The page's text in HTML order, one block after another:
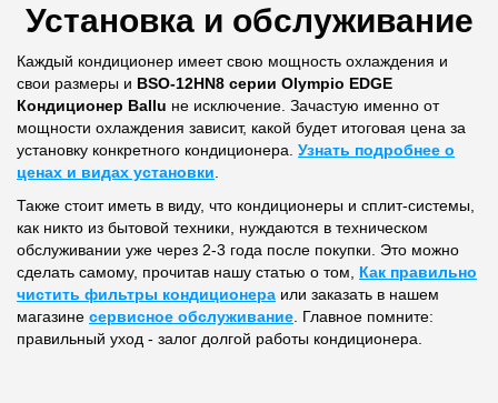
Установка и обслуживание
Каждый кондиционер имеет свою мощность охлаждения и
свои размеры и BSO-12HN8 серии Olympio EDGE
Кондиционер Ballu не исключение. Зачастую именно от
мощности охлаждения зависит, какой будет итоговая цена за
установку конкретного кондиционера. Узнать подробнее о
ценах и видах установки
Также стоит иметь в виду, что кондиционеры и сплит-системы,
как никто из бытовой техники, нуждаются в техническом
обслуживании уже через 2-3 года после покупки. Это можно
сделать самому, прочитав нашу статью о том, Как правильно
чистить фильтры кондиционера или заказать в нашем
магазине сервисное обслуживание . Главное помните:
правильный уход - залог долгой работы кондиционера.